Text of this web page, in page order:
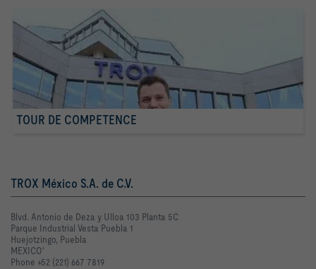
TOUR DE COMPETENCE
TROX México S.A. de C.V.
Blvd. Antonio de Deza y Ulloa 103 Planta 5C
Parque Industrial Vesta Puebla 1
Huejotzingo, Puebla
MEXICO'
Phone +52 (221) 667 7819